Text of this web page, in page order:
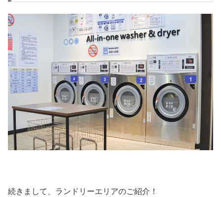
続きまして、ランドリーエリアのご紹介！